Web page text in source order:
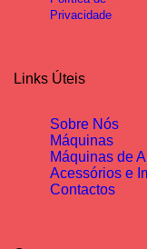
Privacidade
Links Úteis
Sobre Nós
Máquinas
Máquinas de
Acessórios e
Contactos